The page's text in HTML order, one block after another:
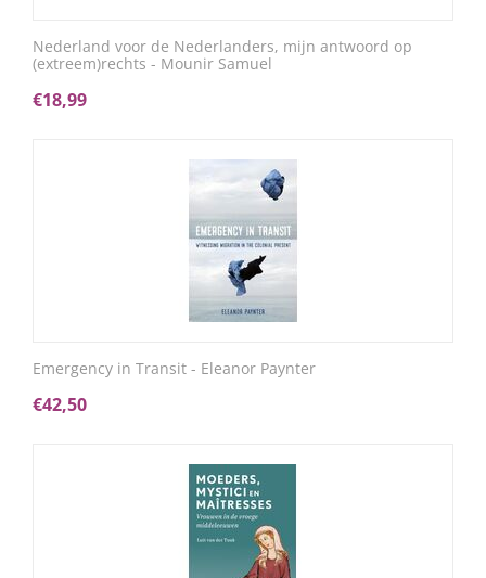
Nederland voor de Nederlanders, mijn antwoord op
(extreem)rechts - Mounir Samuel
€18,99
Emergency in Transit - Eleanor Paynter
€42,50